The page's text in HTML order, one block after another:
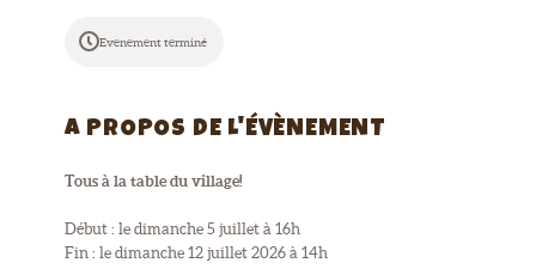
Evenement terminé
A PROPOS DE L'ÉVÈNEMENT
Tous à la table du village!
Début : le dimanche 5 juillet à 16h
Fin : le dimanche 12 juillet 2026 à 14h